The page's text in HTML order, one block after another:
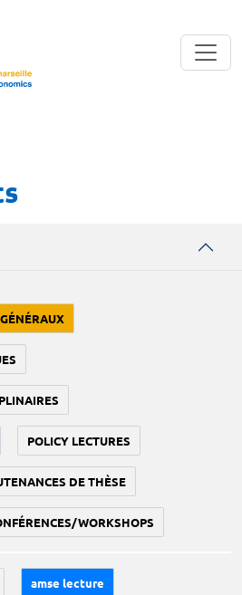
POLICY LECTURES
DE THÈSE
WORKSHOPS
amse lecture